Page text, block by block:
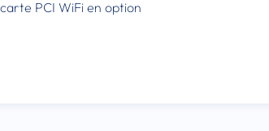
PCI WiFi en option